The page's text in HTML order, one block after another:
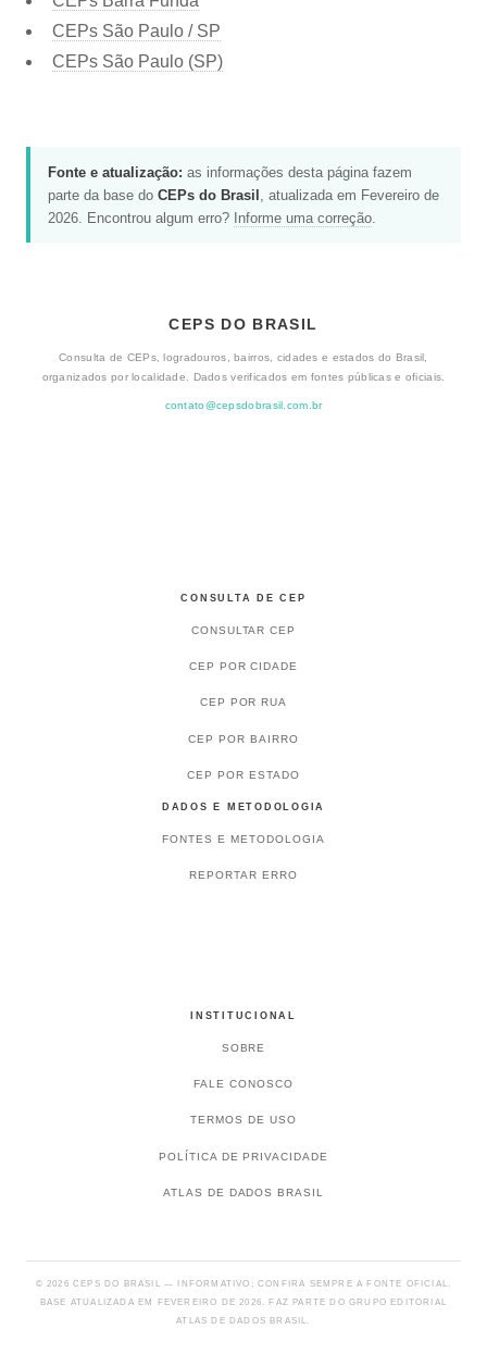
CEPs São Paulo / SP
CEPs São Paulo (SP)
Fonte e atualização: as informações desta página fazem
parte da base do CEPs do Brasil , atualizada em Fevereiro de
2026. Encontrou algum erro? Informe uma correção
CEPS DO BRASIL
Consulta de CEPs, logradouros, bairros, cidades e estados do Brasil,
organizados por localidade. Dados verificados em fontes públicas e oficiais.
contato@cepsdobrasil.com.br
CONSULTA DE CEP
CONSULTAR CEP
CEP POR CIDADE
CEP POR RUA
CEP POR BAIRRO
CEP POR ESTADO
DADOS E METODOLOGIA
FONTES E METODOLOGIA
REPORTAR ERRO
INSTITUCIONAL
SOBRE
FALE CONOSCO
TERMOS DE USO
POLÍTICA DE PRIVACIDADE
ATLAS DE DADOS BRASIL
© 2026 CEPS DO BRASIL — INFORMATIVO; CONFIRA SEMPRE A FONTE OFICIAL.
BASE ATUALIZADA EM FEVEREIRO DE 2026. FAZ PARTE DO GRUPO EDITORIAL
ATLAS DE DADOS BRASIL.